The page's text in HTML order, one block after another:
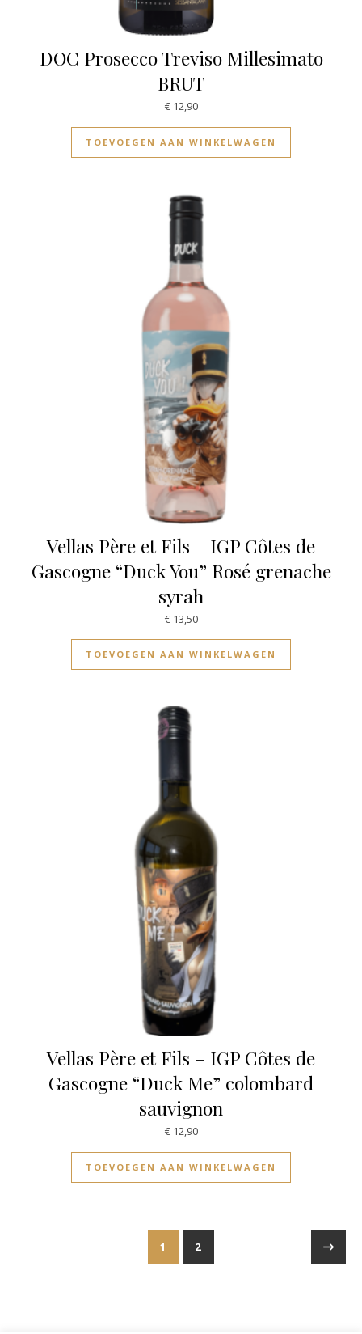
DOC Prosecco Treviso Millesimato
BRUT
€12,90
TOEVOEGEN AAN WINKELWAGEN
Vellas Père et Fils – IGP Côtes de
Gascogne “Duck You” Rosé grenache
syrah
€13,50
TOEVOEGEN AAN WINKELWAGEN
Vellas Père et Fils – IGP Côtes de
Gascogne “Duck Me” colombard
sauvignon
€12,90
TOEVOEGEN AAN WINKELWAGEN
1 2